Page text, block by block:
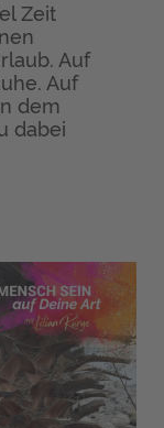
Zeit
Auf
Auf
dem
dabei